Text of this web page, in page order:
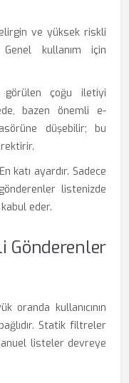
ve yüksek riskli
kullanım için
görülen çoğu iletiyi
bazen önemli e-
düşebilir; bu
En katı ayardır. Sadece
listenizde
eder.
Gönderenler
oranda kullanıcının
Statik filtreler
listeler devreye